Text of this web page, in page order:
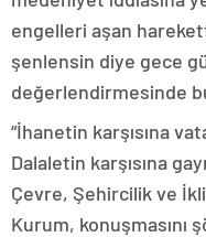
engelleri aşan
şenlensin diye gece
değerlendirmesinde
“İhanetin karşısına
Dalaletin karşısına
Çevre, Şehircilik ve
Kurum, konuşmasını